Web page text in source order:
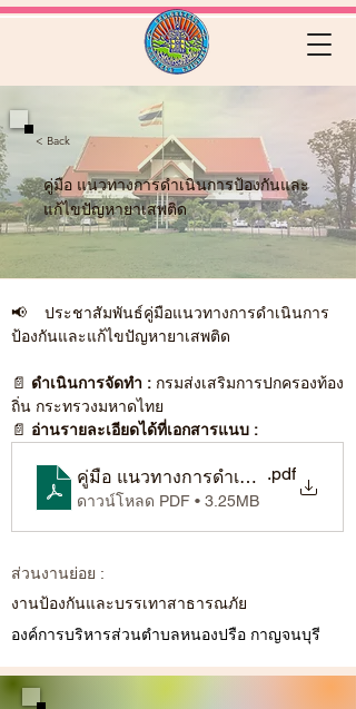
< Back
คู่มือ แนวทางการดำเนินการป้องกันและ
แก้ไขปัญหายาเสพติด
📢    ประชาสัมพันธ์คู่มือแนวทางการดำเนินการ
ป้องกันและแก้ไขปัญหายาเสพติด
📄 ดำเนินการจัดทำ : กรมส่งเสริมการปกครองท้อง
ถิ่น กระทรวงมหาดไทย
📄 อ่านรายละเอียดได้ที่เอกสารแนบ :
คู่มือ แนวทางการดำเนินการป้องกั
.pdf
ดาวน์โหลด PDF • 3.25MB
ส่วนงานย่อย :
งานป้องกันและบรรเทาสาธารณภัย
องค์การบริหารส่วนตำบลหนองปรือ กาญจนบุรี